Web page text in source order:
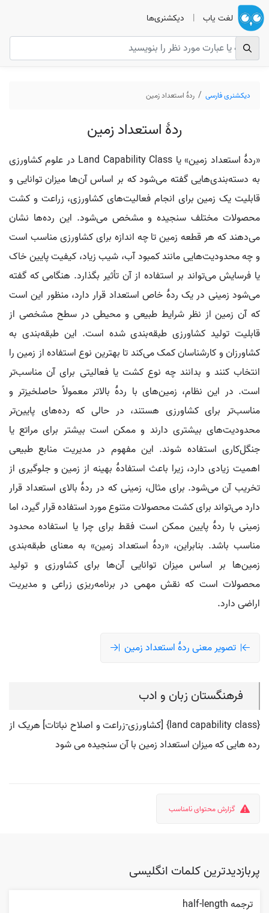
لغت یاب | دیکشنری‌ها
دیکشنری فارسی ردۀ استعداد زمین
ردۀ استعداد زمین
«ردهٔ استعداد زمین» یا Land Capability Class در علوم کشاورزی
به دسته‌بندی‌هایی گفته می‌شود که بر اساس آن‌ها میزان توانایی و
قابلیت یک زمین برای انجام فعالیت‌های کشاورزی، زراعت و کشت
محصولات مختلف سنجیده و مشخص می‌شود. این رده‌ها نشان
می‌دهند که هر قطعه زمین تا چه اندازه برای کشاورزی مناسب است
و چه محدودیت‌هایی مانند کمبود آب، شیب زیاد، کیفیت پایین خاک
یا فرسایش می‌تواند بر استفاده از آن تأثیر بگذارد. هنگامی که گفته
می‌شود زمینی در یک ردهٔ خاص استعداد قرار دارد، منظور این است
که آن زمین از نظر شرایط طبیعی و محیطی در سطح مشخصی از
قابلیت تولید کشاورزی طبقه‌بندی شده است. این طبقه‌بندی به
کشاورزان و کارشناسان کمک می‌کند تا بهترین نوع استفاده از زمین را
انتخاب کنند و بدانند چه نوع کشت یا فعالیتی برای آن مناسب‌تر
است. در این نظام، زمین‌های با ردهٔ بالاتر معمولاً حاصلخیزتر و
مناسب‌تر برای کشاورزی هستند، در حالی که رده‌های پایین‌تر
محدودیت‌های بیشتری دارند و ممکن است بیشتر برای مراتع یا
جنگل‌کاری استفاده شوند. این مفهوم در مدیریت منابع طبیعی
اهمیت زیادی دارد، زیرا باعث استفادهٔ بهینه از زمین و جلوگیری از
تخریب آن می‌شود. برای مثال، زمینی که در ردهٔ بالای استعداد قرار
دارد می‌تواند برای کشت محصولات متنوع مورد استفاده قرار گیرد، اما
زمینی با ردهٔ پایین ممکن است فقط برای چرا یا استفاده محدود
مناسب باشد. بنابراین، «ردهٔ استعداد زمین» به معنای طبقه‌بندی
زمین‌ها بر اساس میزان توانایی آن‌ها برای کشاورزی و تولید
محصولات است که نقش مهمی در برنامه‌ریزی زراعی و مدیریت
اراضی دارد.
تصویر معنی ردۀ استعداد زمین
فرهنگستان زبان و ادب
{land capability class} [کشاورزی-زراعت و اصلاح نباتات] هریک از
رده هایی که میزان استعداد زمین با آن سنجیده می شود
گزارش محتوای نامناسب
پربازدیدترین کلمات انگلیسی
ترجمه half-length